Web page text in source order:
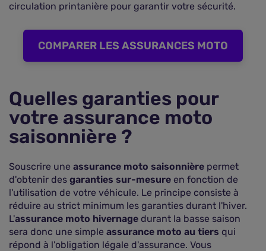
circulation printanière pour garantir votre sécurité.
COMPARER LES ASSURANCES MOTO
Quelles garanties pour
votre assurance moto
saisonnière ?
Souscrire une assurance moto saisonnière permet
d'obtenir des garanties sur-mesure en fonction de
l'utilisation de votre véhicule. Le principe consiste à
réduire au strict minimum les garanties durant l'hiver.
L'assurance moto hivernage durant la basse saison
sera donc une simple assurance moto au tiers qui
répond à l'obligation légale d'assurance. Vous